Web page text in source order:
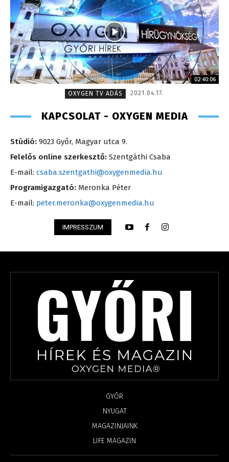
02:40:06
OXYGEN TV ADÁS
2021.04.17.
KAPCSOLAT - OXYGEN MEDIA
Stúdió: 9023 Győr, Magyar utca 9.
Felelős online szerkesztő: Szentgáthi Csaba
E-mail: csaba.szentgathi@oxygenmedia.hu
Programigazgató: Meronka Péter
E-mail: peter.meronka@oxygenmedia.hu
IMPRESSZUM
GYŐR
NYUGAT
MAGAZINJAINK
LIFE MAGAZIN